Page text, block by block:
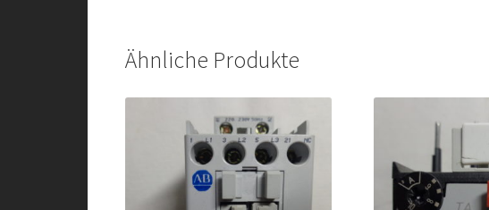
Ähnliche Produkte